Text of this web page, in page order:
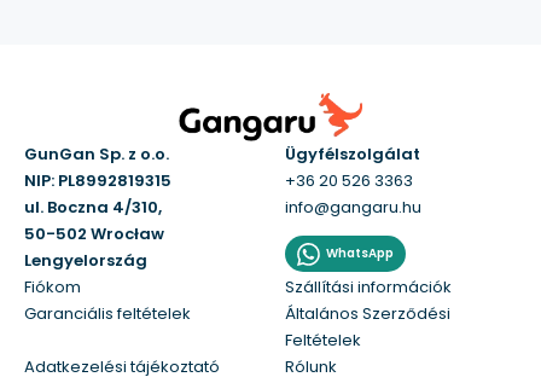
GunGan Sp. z o.o.
NIP: PL8992819315
ul. Boczna 4/310,
50-502 Wrocław
Lengyelország
Ügyfélszolgálat
+36 20 526 3363
info@gangaru.hu
WhatsApp
Fiókom
Szállítási információk
Garanciális feltételek
Általános Szerződési
Feltételek
Adatkezelési tájékoztató
Rólunk